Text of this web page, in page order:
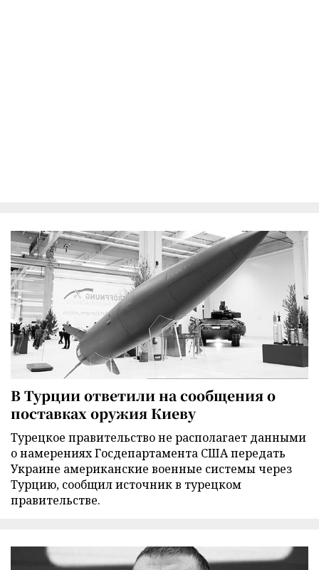
В Турции ответили на сообщения о
поставках оружия Киеву
Турецкое правительство не располагает данными
о намерениях Госдепартамента США передать
Украине американские военные системы через
Турцию, сообщил источник в турецком
правительстве.